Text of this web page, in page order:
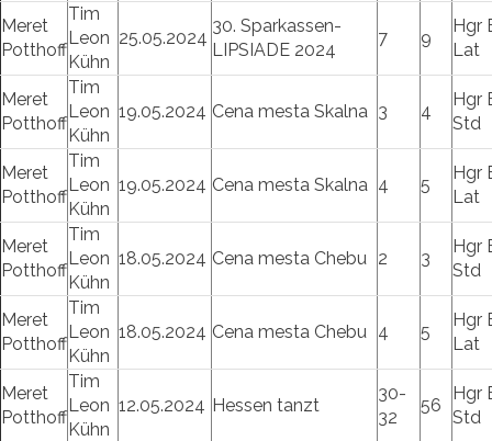
Meret
Potthoff
Tim
Leon
Kühn
25.05.2024
30. Sparkassen-
LIPSIADE 2024
7 9
Hgr
Lat
Meret
Potthoff
Tim
Leon
Kühn
19.05.2024 Cena mesta Skalna 3 4
Hgr
Std
Meret
Potthoff
Tim
Leon
Kühn
19.05.2024 Cena mesta Skalna 4 5
Hgr
Lat
Meret
Potthoff
Tim
Leon
Kühn
18.05.2024 Cena mesta Chebu 2 3
Hgr
Std
Meret
Potthoff
Tim
Leon
Kühn
18.05.2024 Cena mesta Chebu 4 5
Hgr
Lat
Meret
Potthoff
Tim
Leon
Kühn
12.05.2024 Hessen tanzt
30-
32
56
Hgr
Std